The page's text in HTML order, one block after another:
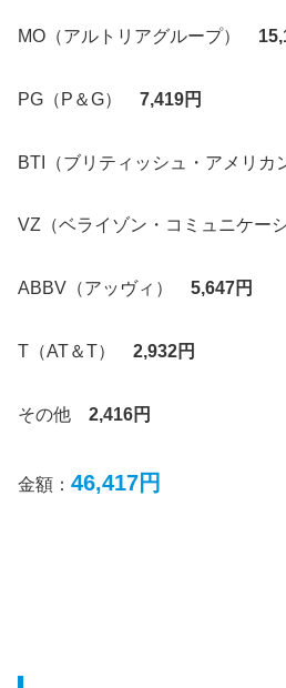
MO（アルトリアグループ）
PG（P＆G） 7,419円
BTI（ブリティッシュ・アメリ
VZ（ベライゾン・コミュニケー
ABBV（アッヴィ） 5,647円
T（AT＆T） 2,932円
その他 2,416円
金額： 46,417円